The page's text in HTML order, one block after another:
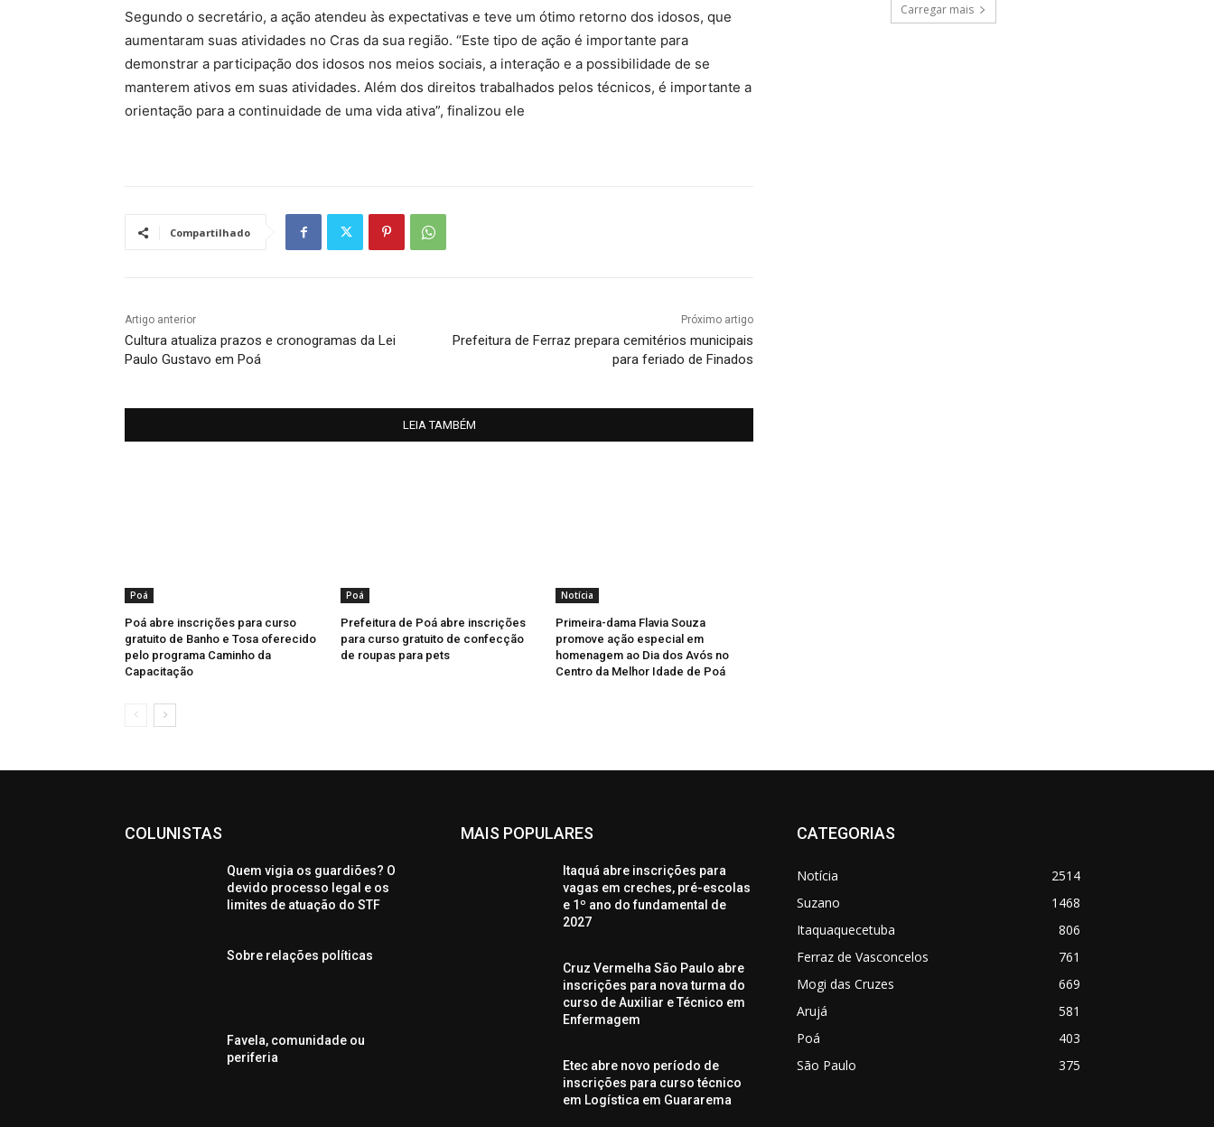
Segundo o secretário, a ação atendeu às expectativas e teve um ótimo retorno dos idosos, que
aumentaram suas atividades no Cras da sua região. “Este tipo de ação é importante para
demonstrar a participação dos idosos nos meios sociais, a interação e a possibilidade de se
manterem ativos em suas atividades. Além dos direitos trabalhados pelos técnicos, é importante a
orientação para a continuidade de uma vida ativa”, finalizou ele
Compartilhado
Artigo anterior
Cultura atualiza prazos e cronogramas da Lei
Paulo Gustavo em Poá
Próximo artigo
Prefeitura de Ferraz prepara cemitérios municipais
para feriado de Finados
LEIA TAMBÉM
Poá
Poá abre inscrições para curso
gratuito de Banho e Tosa oferecido
pelo programa Caminho da
Capacitação
Poá
Prefeitura de Poá abre inscrições
para curso gratuito de confecção
de roupas para pets
Notícia
Primeira-dama Flavia Souza
promove ação especial em
homenagem ao Dia dos Avós no
Centro da Melhor Idade de Poá
Carregar mais
COLUNISTAS
Quem vigia os guardiões? O
devido processo legal e os
limites de atuação do STF
Sobre relações políticas
Favela, comunidade ou
periferia
MAIS POPULARES
Itaquá abre inscrições para
vagas em creches, pré-escolas
e 1º ano do fundamental de
2027
Cruz Vermelha São Paulo abre
inscrições para nova turma do
curso de Auxiliar e Técnico em
Enfermagem
Etec abre novo período de
inscrições para curso técnico
em Logística em Guararema
CATEGORIAS
Notícia
2514
Suzano
1468
Itaquaquecetuba
806
Ferraz de Vasconcelos
761
Mogi das Cruzes
669
Arujá
581
Poá
403
São Paulo
375